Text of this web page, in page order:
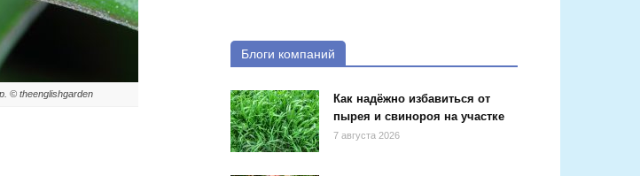
© theenglishgarden
Блоги компаний
Как надёжно избавиться от
пырея и свинороя на участке
7 августа 2026